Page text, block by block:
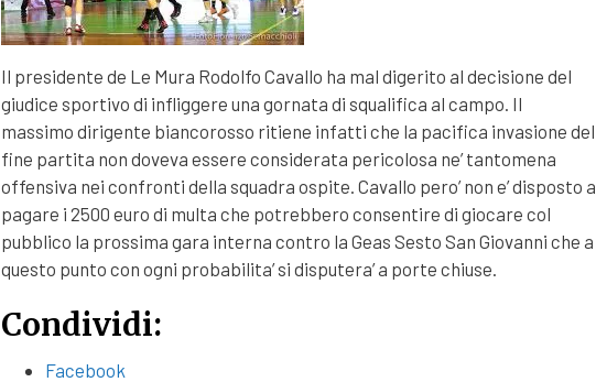
Il presidente de Le Mura Rodolfo Cavallo ha mal digerito al decisione del
giudice sportivo di infliggere una gornata di squalifica al campo. Il
massimo dirigente biancorosso ritiene infatti che la pacifica invasione del
fine partita non doveva essere considerata pericolosa ne’ tantomena
offensiva nei confronti della squadra ospite. Cavallo pero’ non e’ disposto a
pagare i 2500 euro di multa che potrebbero consentire di giocare col
pubblico la prossima gara interna contro la Geas Sesto San Giovanni che a
questo punto con ogni probabilita’ si disputera’ a porte chiuse.
Condividi:
Facebook